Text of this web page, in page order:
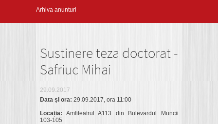
Arhiva anunturi
Sustinere teza doctorat -
Safriuc Mihai
29.09.2017
Data și ora: 29.09.2017, ora 11:00
Locația: Amfiteatrul A113 din Bulevardul Muncii
103-105